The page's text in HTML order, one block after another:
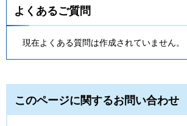
よくあるご質問
現在よくある質問は作成されていません。
このページに関するお問い合わせ